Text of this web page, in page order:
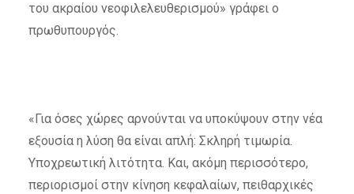
του ακραίου νεοφιλελευθερισμού» γράφει ο
πρωθυπουργός.
«Για όσες χώρες αρνούνται να υποκύψουν στην νέα
εξουσία η λύση θα είναι απλή: Σκληρή τιμωρία.
Υποχρεωτική λιτότητα. Και, ακόμη περισσότερο,
περιορισμοί στην κίνηση κεφαλαίων, πειθαρχικές